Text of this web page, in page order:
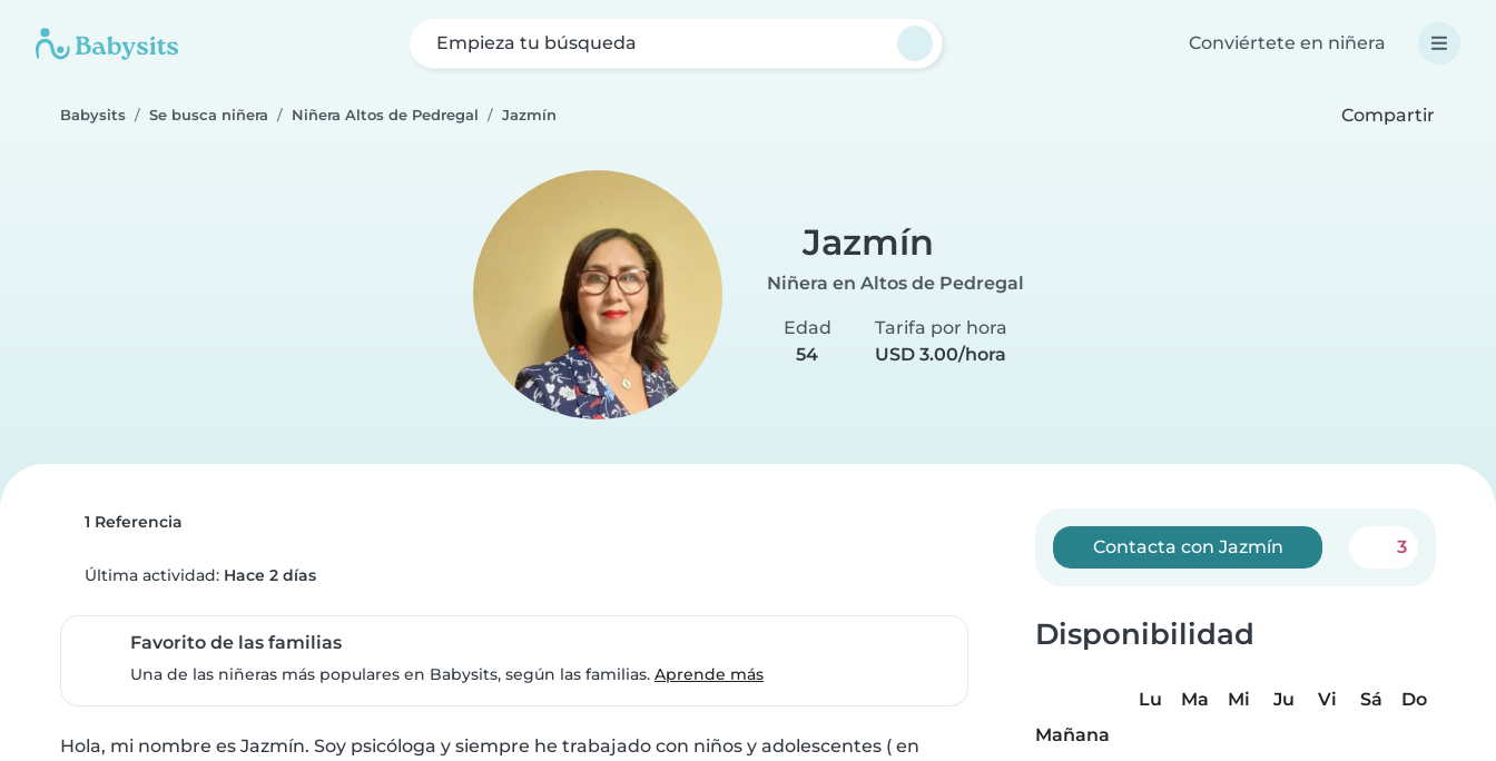
Empieza tu búsqueda Conviértete en niñera
Babysits Se busca niñera Niñera Altos de Pedregal Jazmín Compartir
Jazmín
Niñera en Altos de Pedregal
Edad
54
Tarifa por hora
USD 3.00/hora
1 Referencia
Última actividad: Hace 2 días
Favorito de las familias
Una de las niñeras más populares en Babysits, según las familias. Aprende más
Hola, mi nombre es Jazmín. Soy psicóloga y siempre he trabajado con niños y adolescentes ( en
Contacta con Jazmín 3
Disponibilidad
Lu Ma Mi Ju Vi Sá
Do
Mañana